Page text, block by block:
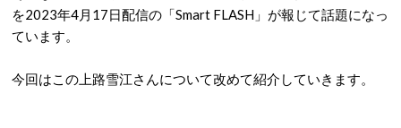
を2023年4月17日配信の「Smart FLASH」が報じて話題になっ
ています。
今回はこの上路雪江さんについて改めて紹介していきます。